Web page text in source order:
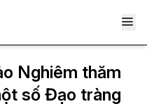
Nghiêm thăm
số Đạo tràng